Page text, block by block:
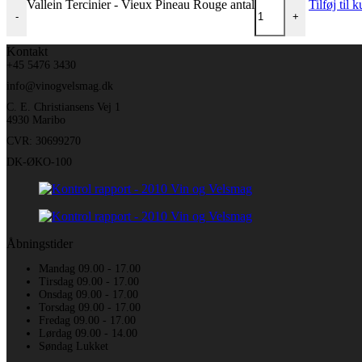
-
Vallein Tercinier - Vieux Pineau Rouge antal
+
Tilføj til
Kontakt
+45 5476 3430
info@vinogvelsmag.dk
C. E. Christiansens Vej 1
4930 Maribo
CVR: 30699270
DK-ØKO-100
Åbningstider
Mandag 09.00 - 17.00
Tirsdag 09.00 - 17.00
Onsdag 09.00 - 17.00
Torsdag 09.00 - 17.00
Fredag 09.00 - 17.00
Lørdag 09.00 - 14.00
Søndag Lukket